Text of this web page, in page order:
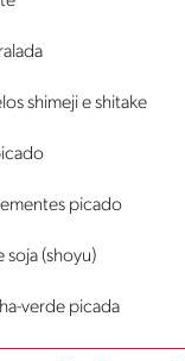
shimeji e shitake
picado
soja (shoyu)
verde picada